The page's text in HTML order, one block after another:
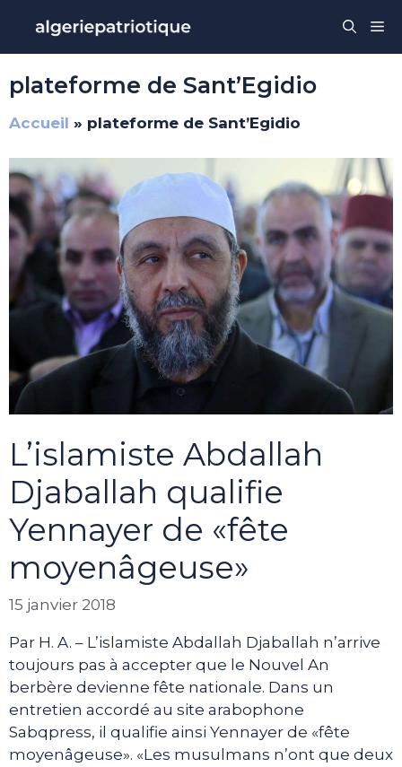
contenu
plateforme de Sant’Egidio
Accueil » plateforme de Sant’Egidio
L’islamiste Abdallah
Djaballah qualifie
Yennayer de «fête
moyenâgeuse»
15 janvier 2018
Par H. A. – L’islamiste Abdallah Djaballah n’arrive
toujours pas à accepter que le Nouvel An
berbère devienne fête nationale. Dans un
entretien accordé au site arabophone
Sabqpress, il qualifie ainsi Yennayer de «fête
moyenâgeuse». «Les musulmans n’ont que deux